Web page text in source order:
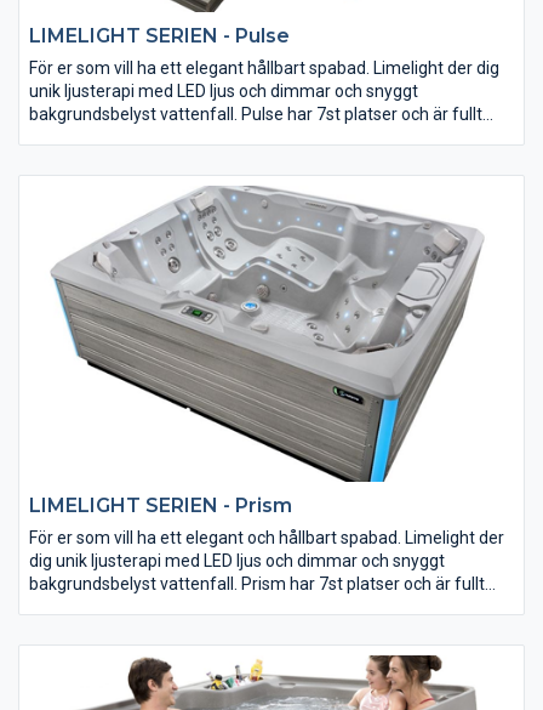
LIMELIGHT SERIEN - Pulse
För er som vill ha ett elegant hållbart spabad. Limelight der dig
unik ljusterapi med LED ljus och dimmar och snyggt
bakgrundsbelyst vattenfall. Pulse har 7st platser och är fullt
Det stilrena Limelight-serien har designats av BMW
Designworks. Prova själv, du får Limelight Pulse ett spabad som
uppfyller dina förväntningar. Tål att
LIMELIGHT SERIEN - Prism
För er som vill ha ett elegant och hållbart spabad. Limelight der
dig unik ljusterapi med LED ljus och dimmar och snyggt
bakgrundsbelyst vattenfall. Prism har 7st platser och är fullt
Det stilrena Limelight-serien har designats av BMW
designgroup. Prova själv, du får Limelight Prism ett spabad som
uppfyller dina förväntningar.